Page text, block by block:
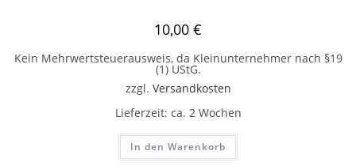
10,00 €
Kein Mehrwertsteuerausweis, da Kleinunternehmer nach §19
(1) UStG.
zzgl. Versandkosten
Lieferzeit: ca. 2 Wochen
In den Warenkorb